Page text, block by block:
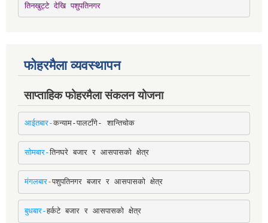
तिनखुट्टे देखि पशुपतिनगर
फोहरमैला व्यवस्थापन
साप्ताहिक फोहरमैला संकलन योजना
आईतबार-कन्याम-पालटाँगे- शान्तिचोक
सोमबार-तिनघरे बजार र आसपासको क्षेत्र
मंगलबार-पशुपतिनगर बजार र आसपासको क्षेत्र
बुधबार-हर्कटे बजार र आसपासको क्षेत्र